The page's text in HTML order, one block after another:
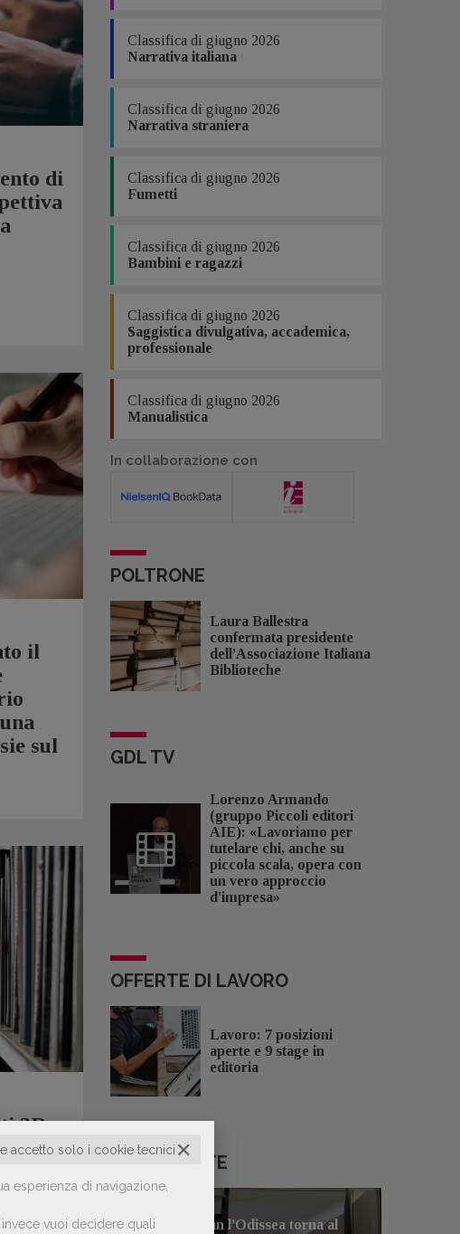
✕
accetto solo i cookie tecnici
esperienza di navigazione,
invece vuoi decidere quali
di
il
sul
3D,
e
si può
Classifica di giugno 2026
Narrativa italiana
Classifica di giugno 2026
Narrativa straniera
Classifica di giugno 2026
Fumetti
Classifica di giugno 2026
Bambini e ragazzi
Classifica di giugno 2026
Saggistica divulgativa, accademica,
professionale
Classifica di giugno 2026
Manualistica
In collaborazione con
POLTRONE
Laura Ballestra
confermata presidente
dell’Associazione Italiana
Biblioteche
GDL TV
Lorenzo Armando
(gruppo Piccoli editori
AIE): «Lavoriamo per
tutelare chi, anche su
piccola scala, opera con
un vero approccio
d'impresa»
OFFERTE DI LAVORO
Lavoro: 7 posizioni
aperte e 9 stage in
editoria
LE PIÙ LETTE
Con Nolan l’Odissea torna al